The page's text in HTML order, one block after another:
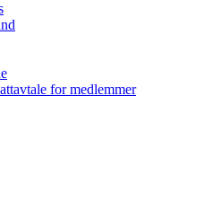
for medlemmer